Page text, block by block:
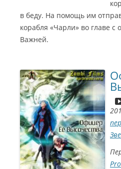
у
ч
ш
и
й
с
л
(
А
н
д
р
е
й
К
р
а
в
е
ц
)
о
н
а
(
u
p
s
i
c
)
в беду. На помощь им
корабля «Чарли» во главе
Важней.